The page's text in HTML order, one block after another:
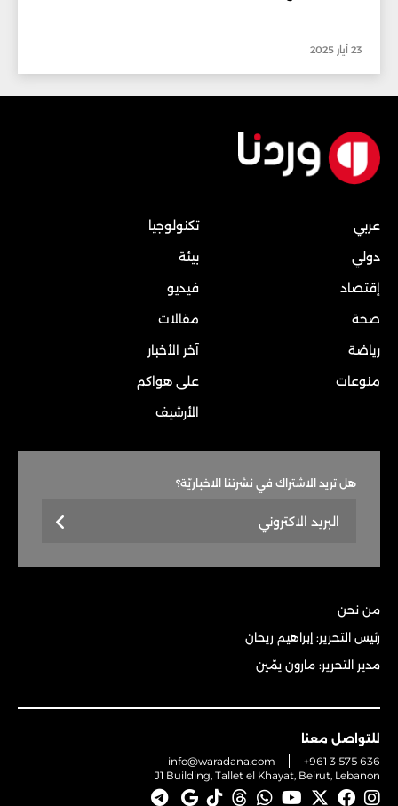
23 أيار 2025
عربي
دولي
إقتصاد
صحة
رياضة
منوعات
تكنولوجيا
بيئة
فيديو
مقالات
آخر الأخبار
على هواكم
الأرشيف
هل تريد الاشتراك في نشرتنا الاخباريّة؟
من نحن
رئيس التحرير: إبراهيم ريحان
مدير التحرير: مارون يمّين
للتواصل معنا
info@waradana.com
+961 3 575 636
J1 Building, Tallet el Khayat, Beirut, Lebanon